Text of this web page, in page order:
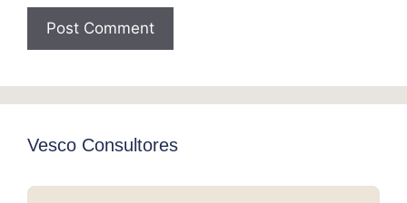
Vesco Consultores